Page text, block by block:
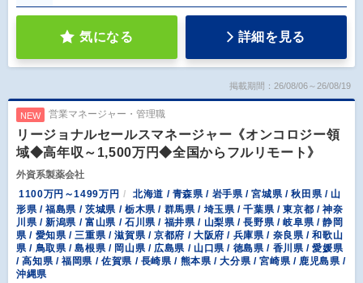
気になる 詳細を見る
掲載期間：26/08/06～26/08/19
NEW 営業マネージャー・管理職
リージョナルセールスマネージャー《オンコロジー領
域◆高年収～1,500万円◆全国からフルリモート》
外資系製薬会社
1100万円～1499万円
北海道 / 青森県 / 岩手県 / 宮城県 / 秋田県 / 山
形県 / 福島県 / 茨城県 / 栃木県 / 群馬県 / 埼玉県 / 千葉県 / 東京都 / 神奈
川県 / 新潟県 / 富山県 / 石川県 / 福井県 / 山梨県 / 長野県 / 岐阜県 / 静岡
県 / 愛知県 / 三重県 / 滋賀県 / 京都府 / 大阪府 / 兵庫県 / 奈良県 / 和歌山
県 / 鳥取県 / 島根県 / 岡山県 / 広島県 / 山口県 / 徳島県 / 香川県 / 愛媛県
/ 高知県 / 福岡県 / 佐賀県 / 長崎県 / 熊本県 / 大分県 / 宮崎県 / 鹿児島県 /
沖縄県